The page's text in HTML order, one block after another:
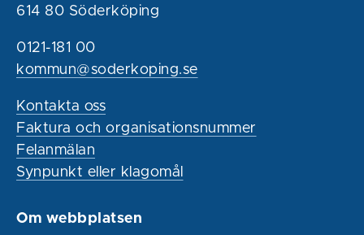
614 80 Söderköping
0121-181 00
kommun@soderkoping.se
Kontakta oss
Faktura och organisationsnummer
Felanmälan
Synpunkt eller klagomål
Om webbplatsen